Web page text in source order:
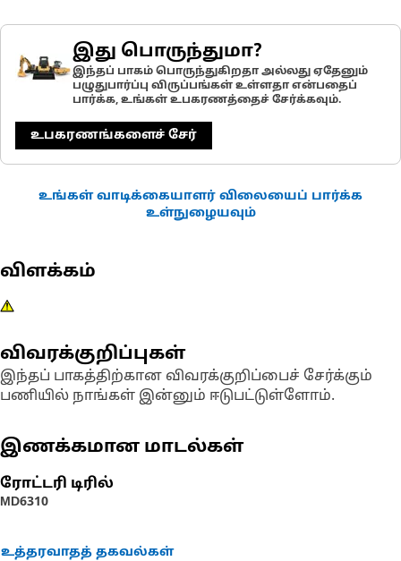
இது பொருந்துமா?
இந்தப் பாகம் பொருந்துகிறதா அல்லது ஏதேனும்
பழுதுபார்ப்பு விருப்பங்கள் உள்ளதா என்பதைப்
பார்க்க, உங்கள் உபகரணத்தைச் சேர்க்கவும்.
உபகரணங்களைச் சேர்
உங்கள் வாடிக்கையாளர் விலையைப் பார்க்க
உள்நுழையவும்
விளக்கம்
விவரக்குறிப்புகள்
இந்தப் பாகத்திற்கான விவரக்குறிப்பைச் சேர்க்கும்
பணியில் நாங்கள் இன்னும் ஈடுபட்டுள்ளோம்.
இணக்கமான மாடல்கள்
ரோட்டரி டிரில்
MD6310
உத்தரவாதத் தகவல்கள்